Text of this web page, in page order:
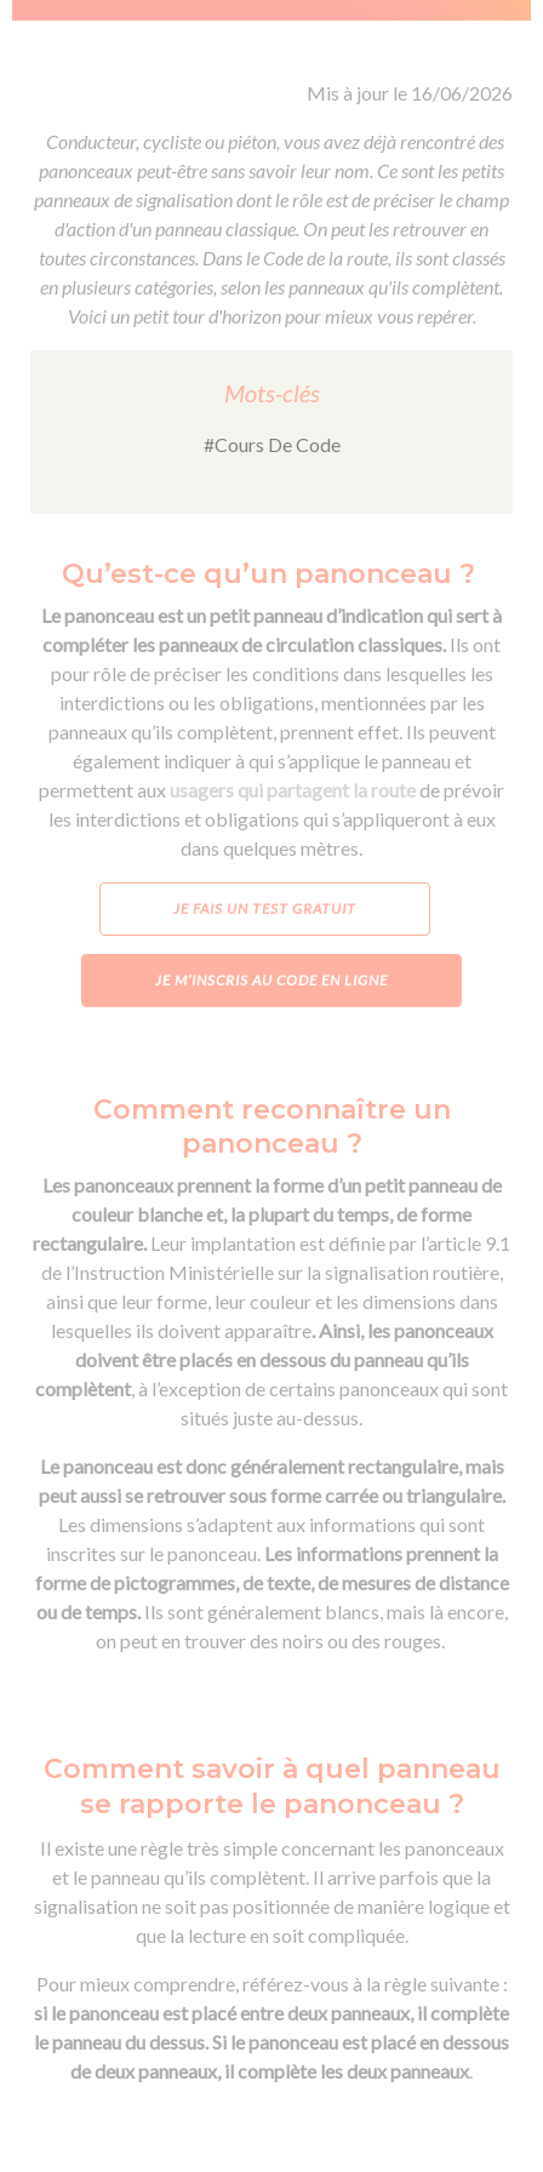
Formations pro.
Formation CACES
Devenir enseignant de la conduite
Mis à jour le 16/06/2026
Conducteur, cycliste ou piéton, vous avez déjà rencontré des
panonceaux peut-être sans savoir leur nom. Ce sont les petits
panneaux de signalisation dont le rôle est de préciser le champ
d'action d'un panneau classique. On peut les retrouver en
toutes circonstances. Dans le Code de la route, ils sont classés
en plusieurs catégories, selon les panneaux qu'ils complètent.
Voici un petit tour d'horizon pour mieux vous repérer.
Mots-clés
#Cours De Code
Qu’est-ce qu’un panonceau ?
Le panonceau est un petit panneau d’indication qui sert à
compléter les panneaux de circulation classiques.Ils ont
pour rôle de préciser les conditions dans lesquelles les
interdictions ou les obligations, mentionnées par les
panneaux qu’ils complètent, prennent effet. Ils peuvent
également indiquer à qui s’applique le panneau et
permettent aux usagers qui partagent la route de prévoir
les interdictions et obligations qui s’appliqueront à eux
dans quelques mètres.
JE FAIS UN TEST GRATUIT
JE M’INSCRIS AU CODE EN LIGNE
Comment reconnaître un
panonceau ?
Les panonceaux prennent la forme d’un petit panneau de
couleur blanche et, la plupart du temps, de forme
rectangulaire.Leur implantation est définie par l’article 9.1
de l’Instruction Ministérielle sur la signalisation routière,
ainsi que leur forme, leur couleur et les dimensions dans
lesquelles ils doivent apparaître. Ainsi, les panonceaux
doivent être placés en dessous du panneau qu’ils
complètent, à l’exception de certains panonceaux qui sont
situés juste au-dessus.
Le panonceau est donc généralement rectangulaire, mais
peut aussi se retrouver sous forme carrée ou triangulaire.
Les dimensions s’adaptent aux informations qui sont
inscrites sur le panonceau. Les informations prennent la
forme de pictogrammes, de texte, de mesures de distance
ou de temps.Ils sont généralement blancs, mais là encore,
on peut en trouver des noirs ou des rouges.
Comment savoir à quel panneau
se rapporte le panonceau ?
Il existe une règle très simple concernant les panonceaux
et le panneau qu’ils complètent. Il arrive parfois que la
signalisation ne soit pas positionnée de manière logique et
que la lecture en soit compliquée.
Pour mieux comprendre, référez-vous à la règle suivante :
si le panonceau est placé entre deux panneaux, il complète
le panneau du dessus. Si le panonceau est placé en dessous
de deux panneaux, il complète les deux panneaux.